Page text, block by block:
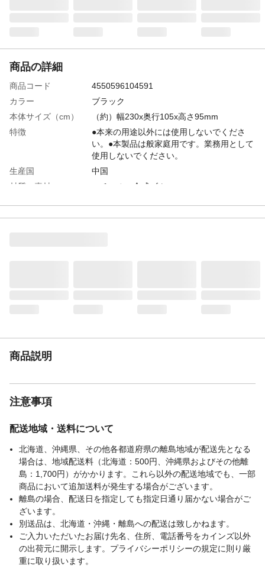
商品の詳細
商品コード
4550596104591
カラー
ブラック
本体サイズ（cm）
（約）幅230x奥行105x高さ95mm
特徴
●本来の用途以外には使用しないでくださ
い。●本製品は般家庭用です。業務用として
使用しないでください。
生産国
中国
材質・素材
スチール、合成ゴム
商品説明
注意事項
配送地域・送料について
北海道、沖縄県、その他各都道府県の離島地域が配送先となる
場合は、地域配送料（北海道：500円、沖縄県およびその他離
島：1,700円）がかかります。これら以外の配送地域でも、一部
商品において追加送料が発生する場合がございます。
離島の場合、配送日を指定しても指定日通り届かない場合がご
ざいます。
別送品は、北海道・沖縄・離島への配送は致しかねます。
ご入力いただいたお届け先名、住所、電話番号をカインズ以外
の出荷元に開示します。プライバシーポリシーの規定に則り厳
重に取り扱います。